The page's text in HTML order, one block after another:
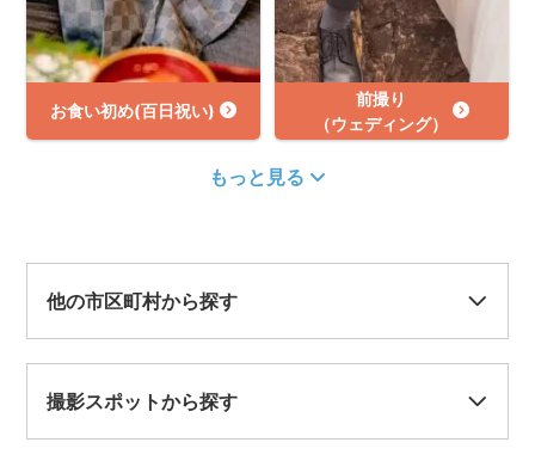
お食い初め(百日祝い)
前撮り
（ウェディング）
もっと見る
他の市区町村から探す
撮影スポットから探す